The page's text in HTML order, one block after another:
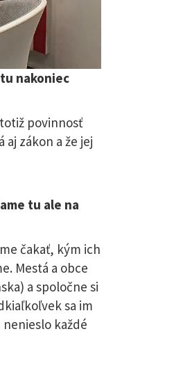
nakoniec
povinnosť
zákon a že jej
tu ale na
čakať, kým ich
Mestá a obce
a spoločne si
sa im
každé